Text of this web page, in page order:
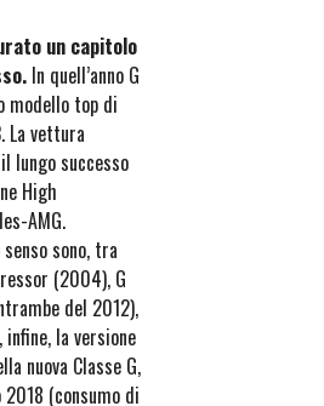
un capitolo
In quell’anno G
modello top di
La vettura
lungo successo
High
AMG.
sono, tra
(2004), G
del 2012),
infine, la versione
nuova Classe G,
(consumo di